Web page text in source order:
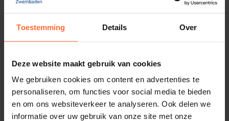
Toestemming Details Over
Deze website maakt gebruik van cookies
We gebruiken cookies om content en advertenties te
personaliseren, om functies voor social media te bieden
en om ons websiteverkeer te analyseren. Ook delen we
informatie over uw gebruik van onze site met onze
Aansluitingen: Ø 2” buitendraad en 63 mm
lijmverbinding
Geschikt voor foliebaden en betonnen
zwembaden
Waterniveau tot circa 8 cm onder de rand